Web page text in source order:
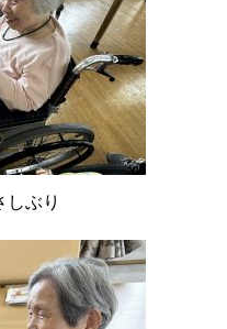
しぶり